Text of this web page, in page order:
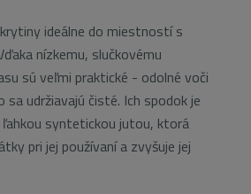
ideálne do miestností s
nízkemu, slučkovému
sú veľmi praktické - odolné voči
sa udržiavajú čisté. Ich spodok je
ľahkou syntetickou jutou, ktorá
pri jej používaní a zvyšuje jej